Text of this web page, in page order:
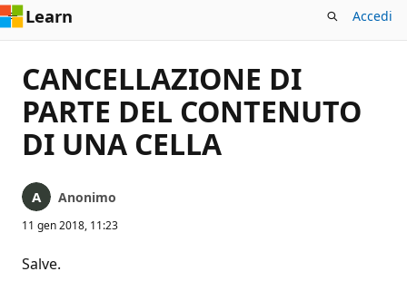
Learn Accedi
CANCELLAZIONE DI
PARTE DEL CONTENUTO
DI UNA CELLA
Anonimo
11 gen 2018, 11:23
Salve.